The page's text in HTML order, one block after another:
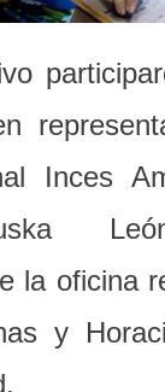
Inces
la oficina
y